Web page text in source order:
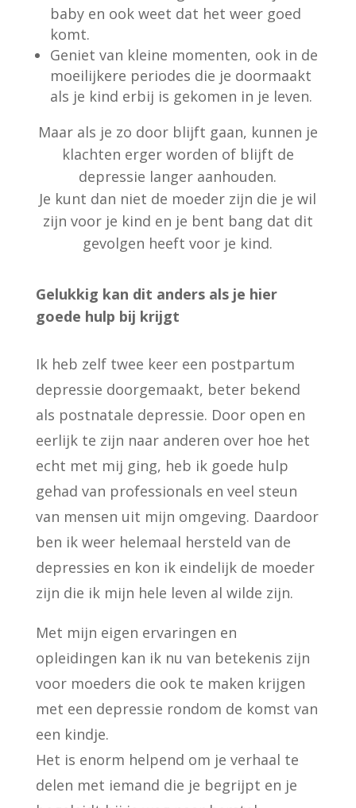
baby en ook weet dat het weer goed
komt.
Geniet van kleine momenten, ook in de
moeilijkere periodes die je doormaakt
als je kind erbij is gekomen in je leven.
Maar als je zo door blijft gaan, kunnen je
klachten erger worden of blijft de
depressie langer aanhouden.
Je kunt dan niet de moeder zijn die je wil
zijn voor je kind en je bent bang dat dit
gevolgen heeft voor je kind.
Gelukkig kan dit anders als je hier
goede hulp bij krijgt
Ik heb zelf twee keer een postpartum
depressie doorgemaakt, beter bekend
als postnatale depressie. Door open en
eerlijk te zijn naar anderen over hoe het
echt met mij ging, heb ik goede hulp
gehad van professionals en veel steun
van mensen uit mijn omgeving. Daardoor
ben ik weer helemaal hersteld van de
depressies en kon ik eindelijk de moeder
zijn die ik mijn hele leven al wilde zijn.
Met mijn eigen ervaringen en
opleidingen kan ik nu van betekenis zijn
voor moeders die ook te maken krijgen
met een depressie rondom de komst van
een kindje.
Het is enorm helpend om je verhaal te
delen met iemand die je begrijpt en je